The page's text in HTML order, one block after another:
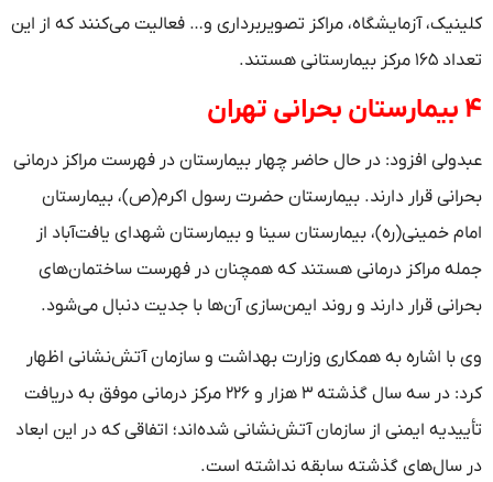
کلینیک، آزمایشگاه، مراکز تصویربرداری و… فعالیت می‌کنند که از این
تعداد ۱۶۵ مرکز بیمارستانی هستند.
۴ بیمارستان بحرانی تهران
عبدولی افزود: در حال حاضر چهار بیمارستان در فهرست مراکز درمانی
بحرانی قرار دارند. بیمارستان حضرت رسول اکرم(ص)، بیمارستان
امام خمینی(ره)، بیمارستان سینا و بیمارستان شهدای یافت‌آباد از
جمله مراکز درمانی هستند که همچنان در فهرست ساختمان‌های
بحرانی قرار دارند و روند ایمن‌سازی آن‌ها با جدیت دنبال می‌شود.
وی با اشاره به همکاری وزارت بهداشت و سازمان آتش‌نشانی اظهار
کرد: در سه سال گذشته ۳ هزار و ۲۲۶ مرکز درمانی موفق به دریافت
تأییدیه ایمنی از سازمان آتش‌نشانی شده‌اند؛ اتفاقی که در این ابعاد
در سال‌های گذشته سابقه نداشته است.